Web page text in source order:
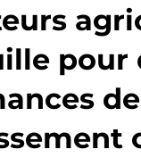
pour
de